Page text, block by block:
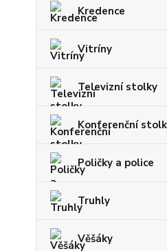
Kredence
Vitríny
Televizní stolky
Konferenční
Poličky a police
Truhly
Věšáky